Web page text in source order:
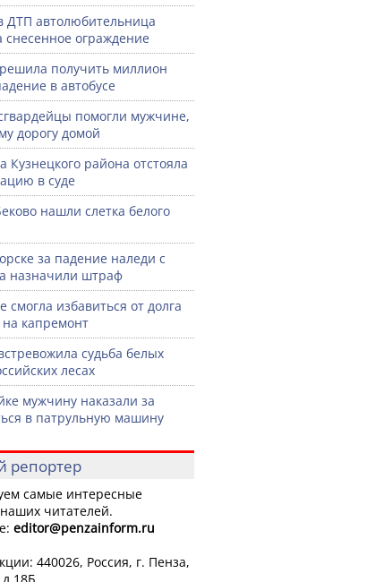
ДТП автолюбительница
снесенное ограждение
получить миллион
в автобусе
помогли мужчине,
дорогу домой
Кузнецкого района отстояла
в суде
нашли слетка белого
за падение наледи с
назначили штраф
смогла избавиться от долга
капремонт
судьба белых
лесах
мужчину наказали за
в патрульную машину
репортер
самые интересные
читателей.
editor@penzainform.ru
440026, Россия, г. Пенза,